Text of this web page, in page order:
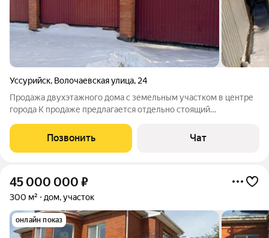
Уссурийск, Волочаевская улица, 24
Продажа двухэтажного дома с земельным участком в центре
города К продаже предлагается отдельно стоящий
города, на земельном участке, находящемся в собственности.
Удобное местоположение обеспечивает
Позвонить Чат
45 000 000 ₽
300 м² дом, участок
онлайн показ